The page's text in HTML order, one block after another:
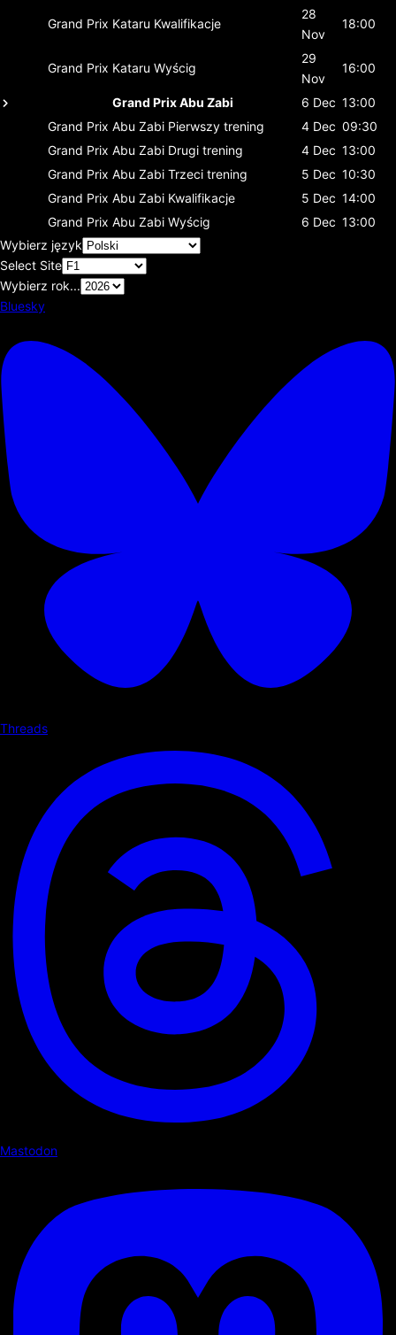
Grand Prix Kataru Kwalifikacje
28
Nov
18:00
Grand Prix Kataru Wyścig
29
Nov
16:00
Grand Prix Abu Zabi 6 Dec 13:00
Grand Prix Abu Zabi Pierwszy trening 4 Dec 09:30
Grand Prix Abu Zabi Drugi trening 4 Dec 13:00
Grand Prix Abu Zabi Trzeci trening 5 Dec 10:30
Grand Prix Abu Zabi Kwalifikacje 5 Dec 14:00
Grand Prix Abu Zabi Wyścig 6 Dec 13:00
Wybierz język
Select Site
Wybierz rok...
Bluesky
Threads
Mastodon